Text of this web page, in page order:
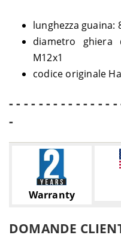
lunghezza guaina:
diametro ghiera
M12x1
codice originale
- - - - - - - - - - - - - -
-
Warranty
DOMANDE